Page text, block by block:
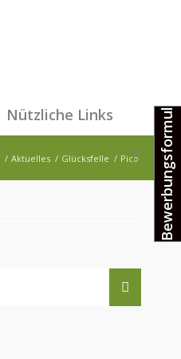
Nützliche Links
/ Aktuelles / Glücksfelle / Pico Bewerbungsformular